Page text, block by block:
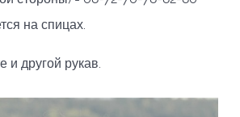
на спицах.
и другой рукав.